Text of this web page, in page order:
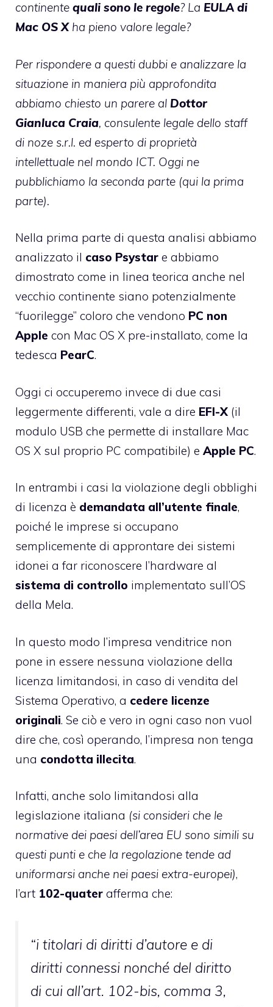
continente quali sono le regole? La EULA di
Mac OS Xha pieno valore legale?
Per rispondere a questi dubbi e analizzare la
situazione in maniera più approfondita
abbiamo chiesto un parere al Dottor
Gianluca Craia, consulente legale dello staff
di noze s.r.l. ed esperto di proprietà
intellettuale nel mondo ICT. Oggi ne
pubblichiamo la seconda parte (qui la prima
parte).
Nella prima parte di questa analisi abbiamo
analizzato il caso Psystar e abbiamo
dimostrato come in linea teorica anche nel
vecchio continente siano potenzialmente
“fuorilegge” coloro che vendono PC non
Apple con Mac OS X pre-installato, come la
tedesca PearC.
Oggi ci occuperemo invece di due casi
leggermente differenti, vale a dire EFI-X (il
modulo USB che permette di installare Mac
OS X sul proprio PC compatibile) e Apple PC.
In entrambi i casi la violazione degli obblighi
di licenza è demandata all’utente finale,
poiché le imprese si occupano
semplicemente di approntare dei sistemi
idonei a far riconoscere l’hardware al
sistema di controllo implementato sull’OS
della Mela.
In questo modo l’impresa venditrice non
pone in essere nessuna violazione della
licenza limitandosi, in caso di vendita del
Sistema Operativo, a cedere licenze
originali. Se ciò e vero in ogni caso non vuol
dire che, così operando, l’impresa non tenga
una condotta illecita.
Infatti, anche solo limitandosi alla
legislazione italiana (si consideri che le
normative dei paesi dell’area EU sono simili su
questi punti e che la regolazione tende ad
uniformarsi anche nei paesi extra-europei),
l’art 102-quater afferma che:
“i titolari di diritti d’autore e di
diritti connessi nonché del diritto
di cui all’art. 102-bis, comma 3,